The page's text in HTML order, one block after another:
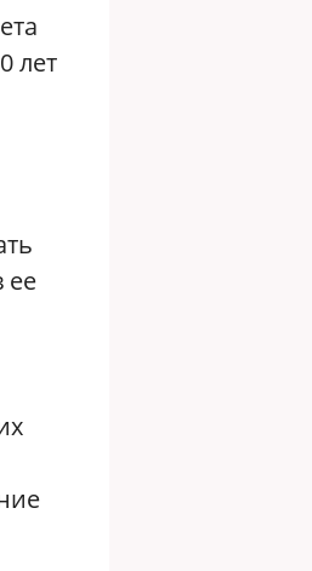
лет
ее